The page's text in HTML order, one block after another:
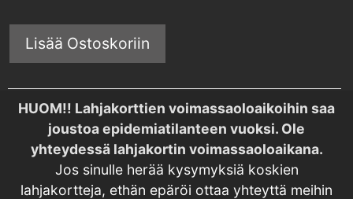
Lisää Ostoskoriin
HUOM!! Lahjakorttien voimassaoloaikoihin saa
joustoa epidemiatilanteen vuoksi. Ole
yhteydessä lahjakortin voimassaoloaikana.
Jos sinulle herää kysymyksiä koskien
lahjakortteja, ethän epäröi ottaa yhteyttä meihin